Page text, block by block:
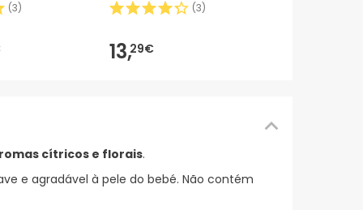
(3) (3)
13,29€
cítricos e florais.
e agradável à pele do bebé. Não contém